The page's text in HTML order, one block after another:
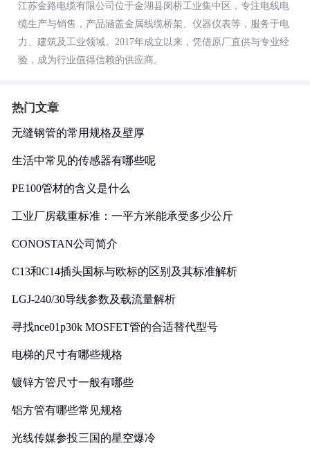
江苏金路电缆有限公司位于金湖县闵桥工业集中区，专注电线电
缆生产与销售，产品涵盖金属线缆桥架、仪器仪表等，服务于电
力、建筑及工业领域。2017年成立以来，凭借原厂直供与专业经
验，成为行业值得信赖的供应商。
热门文章
无缝钢管的常用规格及壁厚
生活中常见的传感器有哪些呢
PE100管材的含义是什么
工业厂房载重标准：一平方米能承受多少公斤
CONOSTAN公司简介
C13和C14插头国标与欧标的区别及其标准解析
LGJ-240/30导线参数及载流量解析
寻找nce01p30k MOSFET管的合适替代型号
电梯的尺寸有哪些规格
镀锌方管尺寸一般有哪些
铝方管有哪些常见规格
光线传媒参投三国的星空爆冷